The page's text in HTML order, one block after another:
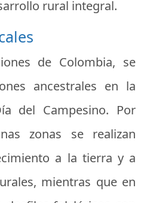
rural integral.
de Colombia, se
ancestrales en la
del Campesino. Por
zonas se realizan
a la tierra y a
mientras que en